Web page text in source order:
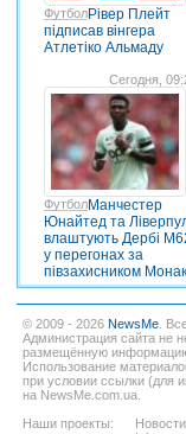
ФутболРівер Плейт
підписав вінгера
Атлетіко Альмаду
Сегодня,
ФутболМанчестер
Юнайтед та
влаштують Дербі
у перегонах за
півзахисником
© 2009 - 2026 NewsMe .
Администрация сайта не
размещённую
Использование
при условии ссылки (для
на NewsMe.com.ua.
Наши проекты:
Новости